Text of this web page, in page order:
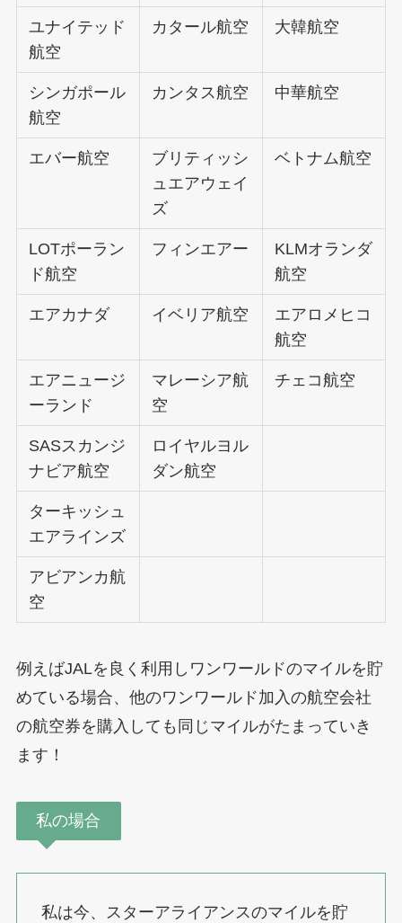
ユナイテッド
航空
カタール航空 大韓航空
シンガポール
航空
カンタス航空 中華航空
エバー航空
ブリティッシ
ュエアウェイ
ズ
ベトナム航空
LOTポーラン
ド航空
フィンエアー
KLMオランダ
航空
エアカナダ イベリア航空
エアロメヒコ
航空
エアニュージ
ーランド
マレーシア航
空
チェコ航空
SASスカンジ
ナビア航空
ロイヤルヨル
ダン航空
ターキッシュ
エアラインズ
アビアンカ航
空
例えばJALを良く利用しワンワールドのマイルを貯
めている場合、他のワンワールド加入の航空会社
の航空券を購入しても同じマイルがたまっていき
ます！
私の場合
私は今、スターアライアンスのマイルを貯